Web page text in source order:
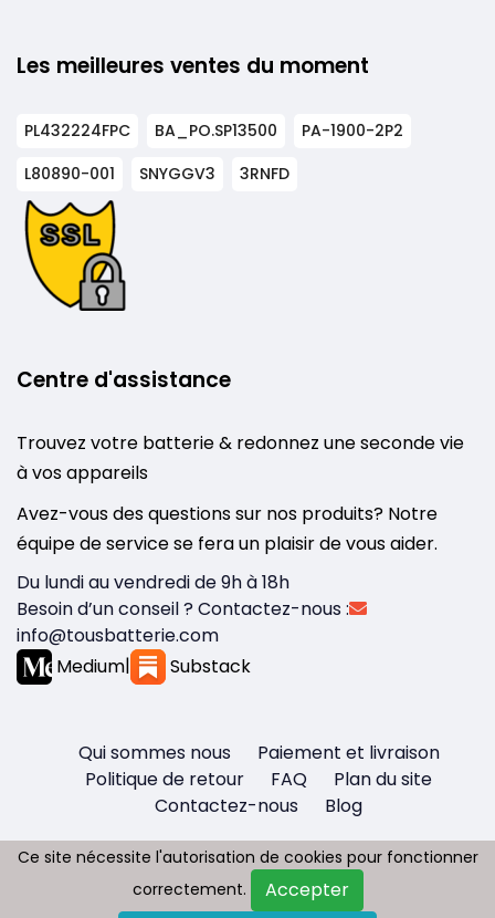
Les meilleures ventes du moment
PL432224FPC BA_PO.SP13500
PA-1900-2P2
L80890-001
SNYGGV3 3RNFD
Centre d'assistance
Trouvez votre batterie & redonnez une seconde vie
à vos appareils
Avez-vous des questions sur nos produits? Notre
équipe de service se fera un plaisir de vous aider.
Du lundi au vendredi de 9h à 18h
Besoin d’un conseil ? Contactez-nous :
info@tousbatterie.com
Medium| Substack
Qui sommes nous
Paiement et livraison
Politique de retour
FAQ
Plan du site
Contactez-nous
Blog
Copyright © 2026 - Tous droit réservés
Ce site nécessite l'autorisation de cookies pour fonctionner
correctement.
Accepter
Ce site nécessite l'autorisation de cookies pour fonctionner
correctement.
Accepter